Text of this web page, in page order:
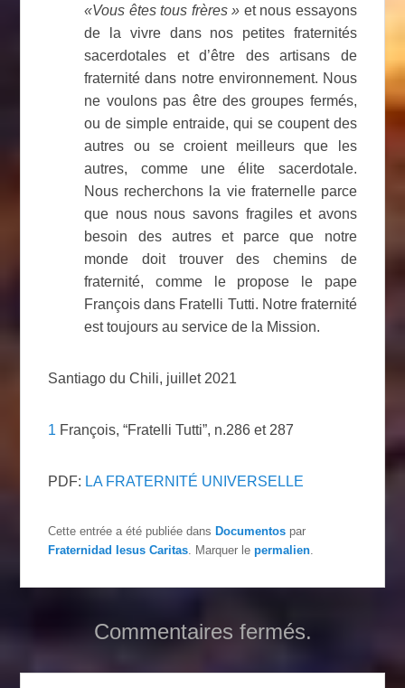
«Vous êtes tous frères » et nous essayons
de la vivre dans nos petites fraternités
sacerdotales et d’être des artisans de
fraternité dans notre environnement. Nous
ne voulons pas être des groupes fermés,
ou de simple entraide, qui se coupent des
autres ou se croient meilleurs que les
autres, comme une élite sacerdotale.
Nous recherchons la vie fraternelle parce
que nous nous savons fragiles et avons
besoin des autres et parce que notre
monde doit trouver des chemins de
fraternité, comme le propose le pape
François dans Fratelli Tutti. Notre fraternité
est toujours au service de la Mission.
Santiago du Chili, juillet 2021
1 François, “Fratelli Tutti”, n.286 et 287
PDF: LA FRATERNITÉ UNIVERSELLE
Cette entrée a été publiée dansDocumentos par
Fraternidad Iesus Caritas . Marquer lepermalien
Commentaires fermés.